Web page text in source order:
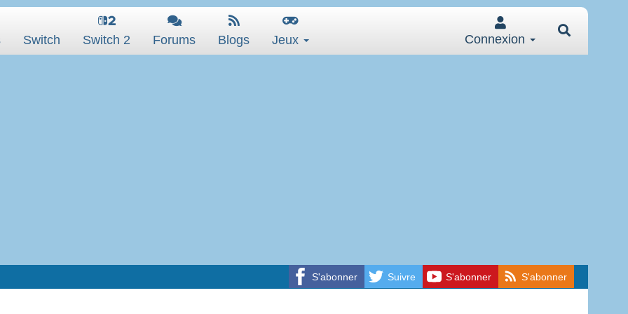
Switch Switch 2 Forums Blogs Jeux Connexion
S'abonner Suivre S'abonner S'abonner